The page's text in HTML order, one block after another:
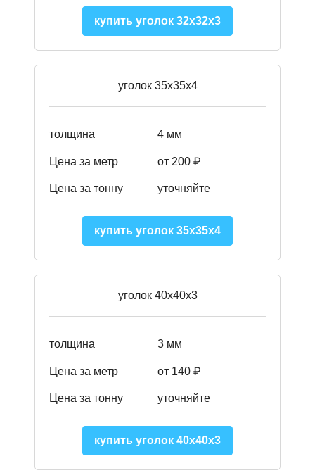
купить уголок 32х32х3
уголок 35х35х4
толщина 4 мм
Цена за метр от 200 ₽
Цена за тонну уточняйте
купить уголок 35х35х4
уголок 40х40х3
толщина 3 мм
Цена за метр от 140 ₽
Цена за тонну уточняйте
купить уголок 40х40х3